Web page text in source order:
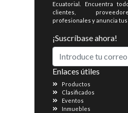
Ecuatorial. Encuentra
clientes,
profesionales y anuncia tus
¡Suscríbase ahora!
Enlaces útiles
Productos
Clasificados
Eventos
Inmuebles